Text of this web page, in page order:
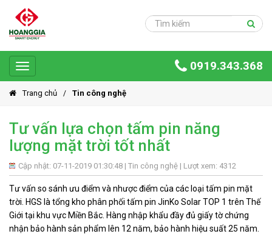
Toggle
navigation
0919.343.368
Trang
chủ
Sản
phẩm
Giải
Ứng
dụng
Dự
án
Hoàng
Gia
Group
Trang chủ Tin công nghệ
Tư vấn lựa chọn tấm pin năng
lượng mặt trời tốt nhất
Cập nhật: 07-11-2019 01:30:48 | Tin công nghệ | Lượt xem: 4312
Tư vấn so sánh ưu điểm và nhược điểm của các loại tấm pin mặt
trời. HGS là tổng kho phân phối tấm pin JinKo Solar TOP 1 trên Thế
Giới tại khu vực Miền Bắc. Hàng nhập khẩu đầy đủ giấy tờ chứng
nhận bảo hành sản phẩm lên 12 năm, bảo hành hiệu suất 25 năm.